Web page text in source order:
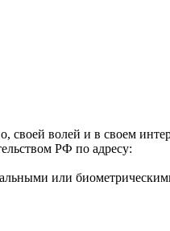
волей и в своем
РФ по адресу:
или